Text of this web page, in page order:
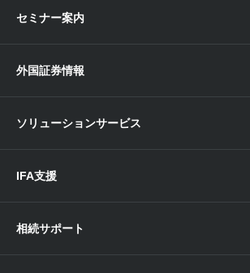
ETF・ETN・REIT
ラップサービス
新商品情報
各種お手続き
便利なサービス
当社サービスのご利用にあたって
近畿
セミナー案内
外国証券情報
ソリューションサービス
IFA支援
相続サポート